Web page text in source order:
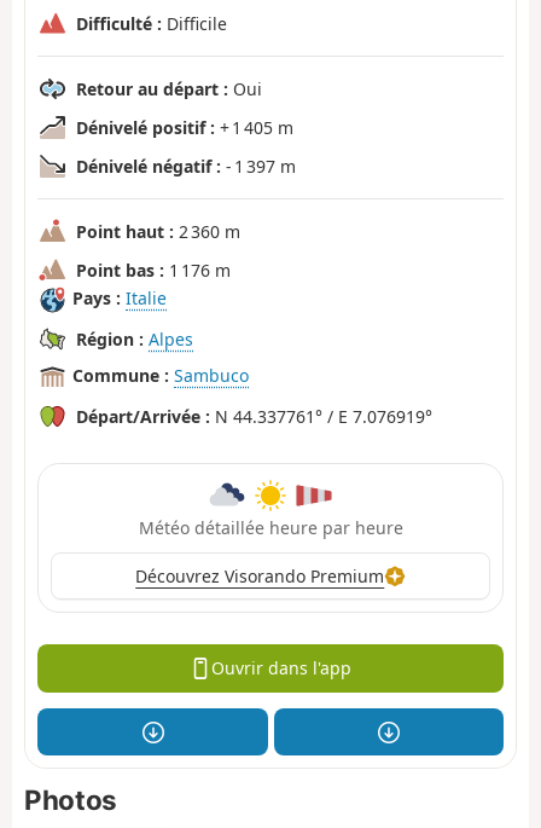
Difficulté : Difficile
Retour au départ : Oui
Dénivelé positif : + 1 405 m
Dénivelé négatif : - 1 397 m
Point haut : 2 360 m
Point bas : 1 176 m
Pays : Italie
Région : Alpes
Commune : Sambuco
Départ/Arrivée : N 44.337761° / E 7.076919°
Météo détaillée heure par heure
Découvrez Visorando Premium
Ouvrir dans l'app
Photos